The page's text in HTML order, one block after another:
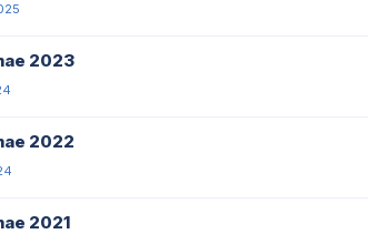
2023
2022
2021